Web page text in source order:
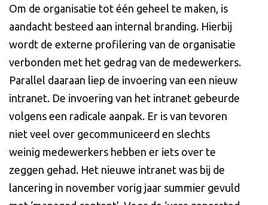
Om de organisatie tot één geheel te maken, is
aandacht besteed aan internal branding. Hierbij
wordt de externe profilering van de organisatie
verbonden met het gedrag van de medewerkers.
Parallel daaraan liep de invoering van een nieuw
intranet. De invoering van het intranet gebeurde
volgens een radicale aanpak. Er is van tevoren
niet veel over gecommuniceerd en slechts
weinig medewerkers hebben er iets over te
zeggen gehad. Het nieuwe intranet was bij de
lancering in november vorig jaar summier gevuld